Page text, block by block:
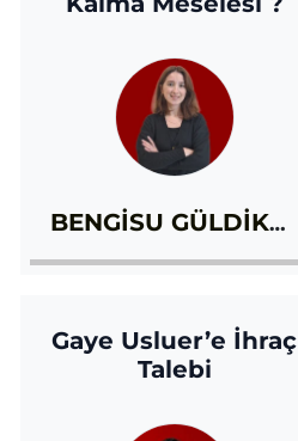
BENGİSU GÜLDİKEN KAYMAL
Gaye Usluer’e İhraç
Talebi